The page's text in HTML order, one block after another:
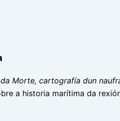
da Morte, cartografía dun
a historia marítima da